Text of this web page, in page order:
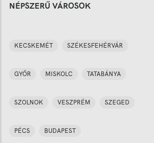
NÉPSZERŰ VÁROSOK
KECSKEMÉT SZÉKESFEHÉRVÁR
GYŐR MISKOLC TATABÁNYA
SZOLNOK VESZPRÉM SZEGED
PÉCS BUDAPEST